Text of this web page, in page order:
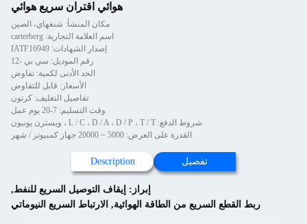
هوائي اقتران سريع هوائي
مكان المنشأ: شنغهاي، الصين
اسم العلامة التجارية: carterberg
إصدار الشهادات: IATF16949
رقم الموديل: سي بي -12
الحد الأدنى لكمية: تفاوض
الأسعار: قابل للتفاوض
تفاصيل التغليف: كرتون
وقت التسليم: 7-20 يوم عمل
شروط الدفع: L / C ، D / A ، D / P ، T / T ، ويسترن يونيون
القدرة على العرض: 5000 ~ 20000 جهاز كمبيوتر / شهر
تفصيل Description
إبراز: إيقاف التوصيل السريع للنفط,
ربط القطع السريع من الطاقة الهوائية, الارتباط السريع النيوماتي